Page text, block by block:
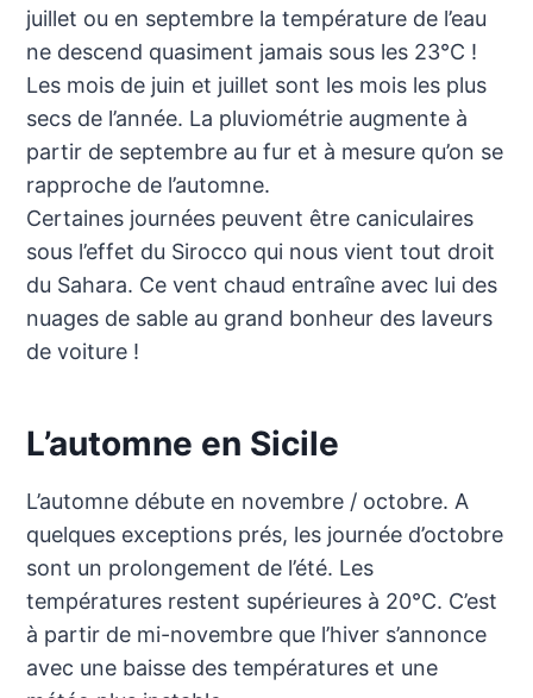
juillet ou en septembre la température de l’eau
ne descend quasiment jamais sous les 23°C !
Les mois de juin et juillet sont les mois les plus
secs de l’année. La pluviométrie augmente à
partir de septembre au fur et à mesure qu’on se
rapproche de l’automne.
Certaines journées peuvent être caniculaires
sous l’effet du Sirocco qui nous vient tout droit
du Sahara. Ce vent chaud entraîne avec lui des
nuages de sable au grand bonheur des laveurs
de voiture !
L’automne en Sicile
L’automne débute en novembre / octobre. A
quelques exceptions prés, les journée d’octobre
sont un prolongement de l’été. Les
températures restent supérieures à 20°C. C’est
à partir de mi-novembre que l’hiver s’annonce
avec une baisse des températures et une